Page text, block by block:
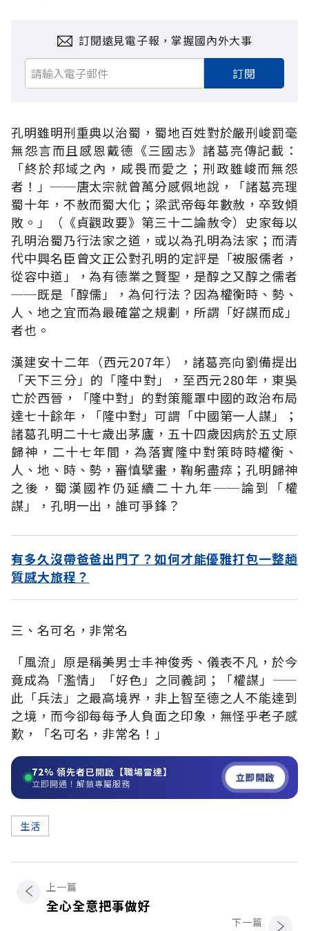
訂閱遠見電子報，掌握國內外大事
訂閱
孔明雖明刑重典以治蜀，蜀地百姓對於嚴刑峻罰毫
無怨言而且感恩戴德《三國志》諸葛亮傳記載：
「終於邦域之內，咸畏而愛之；刑政雖峻而無怨
者！」──唐太宗就曾萬分感佩地說，「諸葛亮理
蜀十年，不赦而蜀大化；梁武帝每年數赦，卒致傾
敗。」（《貞觀政要》第三十二論赦令）史家每以
孔明治蜀乃行法家之道，或以為孔明為法家；而清
代中興名臣曾文正公對孔明的定評是「被服儒者，
從容中道」，為有德業之賢聖，是醇之又醇之儒者
──既是「醇儒」，為何行法？因為權衡時、勢、
人、地之宜而為最確當之規劃，所謂「好謀而成」
者也。
漢建安十二年（西元207年），諸葛亮向劉備提出
「天下三分」的「隆中對」，至西元280年，東吳
亡於西晉，「隆中對」的對策籠罩中國的政治布局
達七十餘年，「隆中對」可謂「中國第一人謀」；
諸葛孔明二十七歲出茅廬，五十四歲因病於五丈原
歸神，二十七年間，為落實隆中對策時時權衡、
人、地、時、勢，審慎擘畫，鞠躬盡瘁；孔明歸神
之後，蜀漢國祚仍延續二十九年──論到「權
謀」，孔明一出，誰可爭鋒？
有多久沒帶爸爸出門了？如何才能優雅打包一整趟
質感大旅程？
三、名可名，非常名
「風流」原是稱美男士丰神俊秀、儀表不凡，於今
竟成為「濫情」「好色」之同義詞；「權謀」——
此「兵法」之最高境界，非上智至德之人不能達到
之境，而今卻每每予人負面之印象，無怪乎老子感
歎，「名可名，非常名！」
72% 領先者已開啟【職場雷達】
立即開通！解鎖專屬服務 立即開啟
生活
上一篇
全心全意把事做好
下一篇